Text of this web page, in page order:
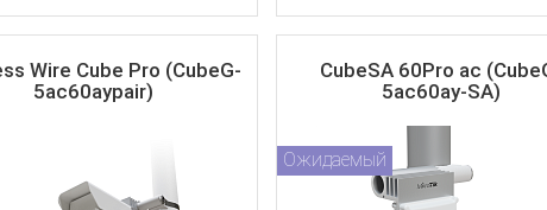
Wire Cube Pro (CubeG-
5ac60aypair)
CubeSA 60Pro ac
5ac60ay-SA)
Ожидаемый